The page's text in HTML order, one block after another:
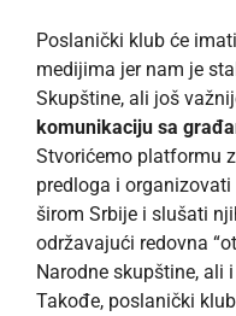
Poslanički klub će
medijima jer nam je
Skupštine, ali još
komunikaciju sa
Stvorićemo platformu
predloga i
širom Srbije i slušati
održavajući redovna
Narodne skupštine, ali
Takođe, poslanički